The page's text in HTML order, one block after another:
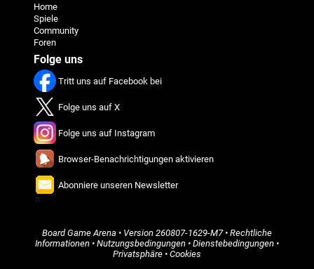
Home
Spiele
Community
Foren
Folge uns
Tritt uns auf Facebook bei
Folge uns auf X
Folge uns auf Instagram
Browser-Benachrichtigungen aktivieren
Abonniere unseren Newsletter
Board Game Arena • Version 260807-1629-M7• Rechtliche
Informationen• Nutzungsbedingungen• Dienstebedingungen•
Privatsphäre• Cookies
π